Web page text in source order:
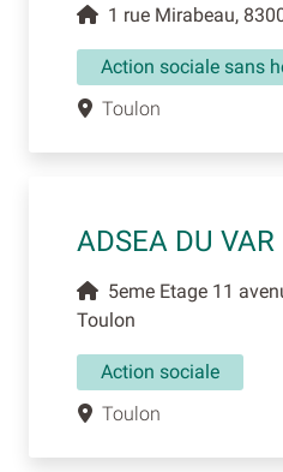
1 rue Mirabeau,
Action sociale sans
Toulon
ADSEA DU VAR
5eme Etage 11
Toulon
Action sociale
Toulon